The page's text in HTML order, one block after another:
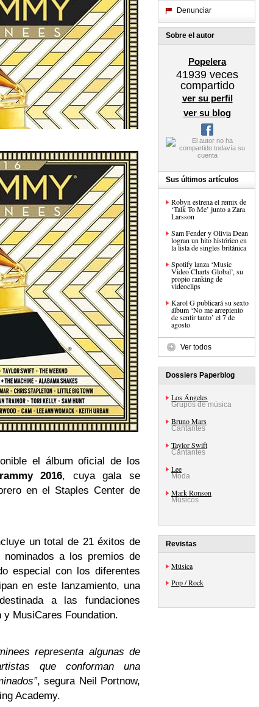
el álbum oficial de los
2016, cuya gala se
en el Staples Center de
un total de 21 éxitos de
a los premios de
especial con los diferentes
en este lanzamiento, una
a las fundaciones
y MusiCares Foundation.
representa algunas de
que conforman una
, segura Neil Portnow,
Academy.
Denunciar
Sobre el autor
Popelera
41939 veces
compartido
ver su perfil
ver su blog
Sus últimos artículos
Robyn estrena el remix de
‘Talk To Me’ junto a Zara
Larsson
Sam Fender y Olivia Dean
logran un hito histórico en
la lista de singles británica
Spotify lanza ‘Music
Video Charts Global’, su
propio ranking de
videoclips
Karol G publicará su sexto
álbum ‘No me arrepiento
de sentir tanto’ el 7 de
agosto
Ver todos
Dossiers Paperblog
Los Ángeles
Grupos de música
Bruno Mars
Cantantes
Taylor Swift
Cantantes
Lee
Moda
Mark Ronson
Músicos
Revistas
Música
Pop / Rock